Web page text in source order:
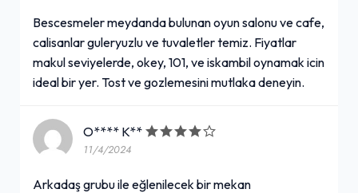
Bescesmeler meydanda bulunan oyun salonu ve cafe,
calisanlar guleryuzlu ve tuvaletler temiz. Fiyatlar
makul seviyelerde, okey, 101, ve iskambil oynamak icin
ideal bir yer. Tost ve gozlemesini mutlaka deneyin.
O**** K**
11/4/2024
Arkadaş grubu ile eğlenilecek bir mekan